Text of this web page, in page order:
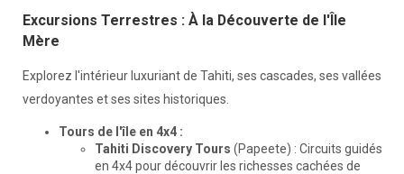
Excursions Terrestres : À la Découverte de l'Île
Mère
Explorez l'intérieur luxuriant de Tahiti, ses cascades, ses vallées
verdoyantes et ses sites historiques.
Tours de l'île en 4x4 :
Tahiti Discovery Tours (Papeete) : Circuits guidés
en 4x4 pour découvrir les richesses cachées de